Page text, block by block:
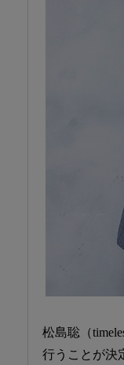
松島聡（
行うことが決